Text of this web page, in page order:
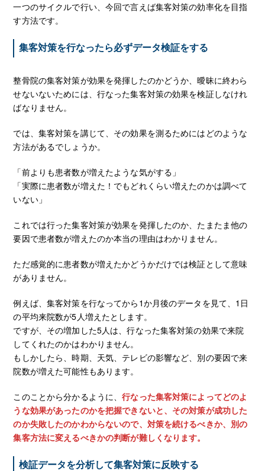
一つのサイクルで行い、今回で言えば集客対策の効率化を目指
す方法です。
集客対策を行なったら必ずデータ検証をする
整骨院の集客対策が効果を発揮したのかどうか、曖昧に終わら
せないないためには、行なった集客対策の効果を検証しなけれ
ばなりません。
では、集客対策を講じて、その効果を測るためにはどのような
方法があるでしょうか。
「前よりも患者数が増えたような気がする」
「実際に患者数が増えた！でもどれくらい増えたのかは調べて
いない」
これでは行った集客対策が効果を発揮したのか、たまたま他の
要因で患者数が増えたのか本当の理由はわかりません。
ただ感覚的に患者数が増えたかどうかだけでは検証として意味
がありません。
例えば、集客対策を行なってから1か月後のデータを見て、1日
の平均来院数が5人増えたとします。
ですが、その増加した5人は、行なった集客対策の効果で来院
してくれたのかはわかりません。
もしかしたら、時期、天気、テレビの影響など、別の要因で来
院数が増えた可能性もあります。
このことから分かるように、行なった集客対策によってどのよ
うな効果があったのかを把握できないと、その対策が成功した
のか失敗したのかわからないので、対策を続けるべきか、別の
集客方法に変えるべきかの判断が難しくなります。
検証データを分析して集客対策に反映する